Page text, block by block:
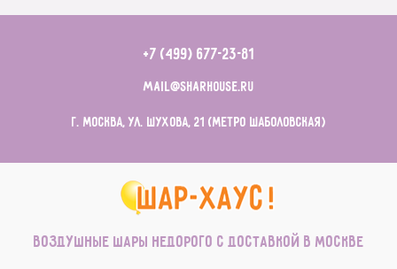
+7 (499) 677-23-81
mail@sharhouse.ru
г. Москва, ул. Шухова, 21 (метро Шаболовская)
Воздушные шары недорого с доставкой в Москве